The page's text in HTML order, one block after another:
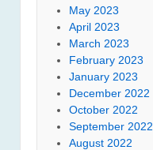
May 2023
April 2023
March 2023
February 2023
January 2023
December 2022
October 2022
September 2022
August 2022